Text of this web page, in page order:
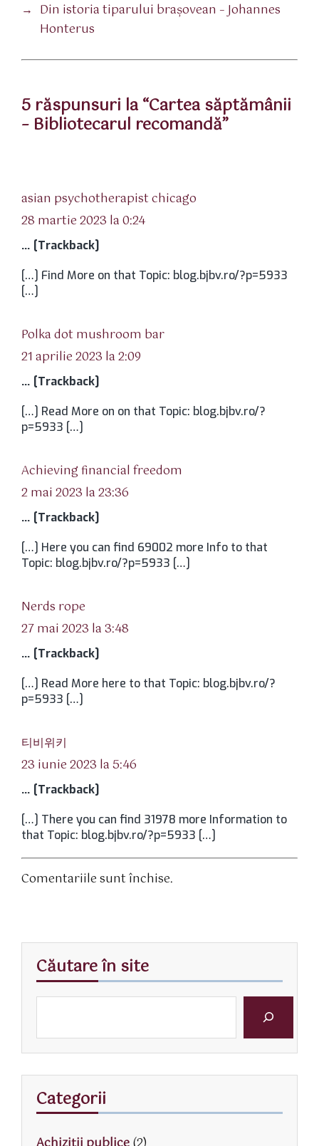
→ Din istoria tiparului braşovean – Johannes
Honterus
5 răspunsuri la “Cartea săptămânii
– Bibliotecarul recomandă”
asian psychotherapist chicago
28 martie 2023 la 0:24
… [Trackback]
[…] Find More on that Topic: blog.bjbv.ro/?p=5933
[…]
Polka dot mushroom barspune:
21 aprilie 2023 la 2:09
… [Trackback]
[…] Read More on on that Topic: blog.bjbv.ro/?
p=5933 […]
Achieving financial freedom
2 mai 2023 la 23:36
… [Trackback]
[…] Here you can find 69002 more Info to that
Topic: blog.bjbv.ro/?p=5933 […]
Nerds rope
27 mai 2023 la 3:48
… [Trackback]
[…] Read More here to that Topic: blog.bjbv.ro/?
p=5933 […]
티비위키
23 iunie 2023 la 5:46
… [Trackback]
[…] There you can find 31978 more Information to
that Topic: blog.bjbv.ro/?p=5933 […]
Comentariile sunt închise.
Căutare în site
Categorii